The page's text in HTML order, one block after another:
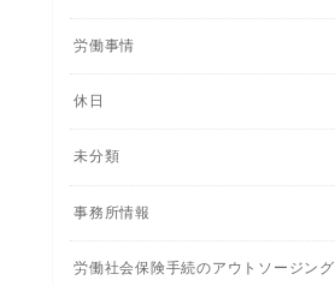
労働事情
休日
未分類
事務所情報
労働社会保険手続のアウトソージング